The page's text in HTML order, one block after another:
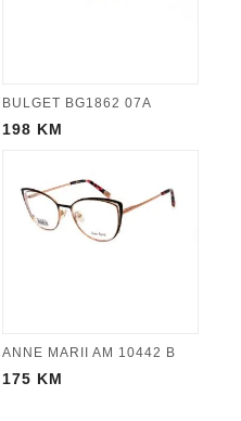
BULGET BG1862 07A
198 KM
ANNE MARII AM 10442 B
175 KM